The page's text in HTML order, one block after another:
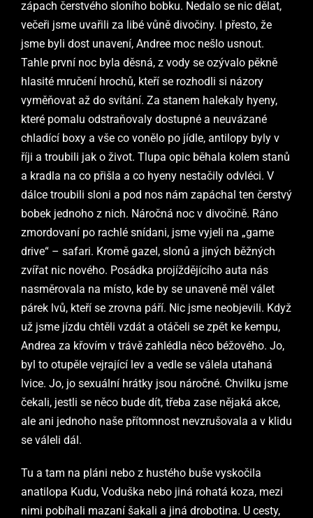
zápach čerstvého sloního bobku. Nedalo se nic dělat,
večeři jsme uvařili za libé vůně divočiny. I přesto, že
jsme byli dost unavení, Andree moc nešlo usnout.
Tahle první noc byla děsná, z vody se ozývalo pěkně
hlasité mručení hrochů, kteří se rozhodli si názory
vyměňovat až do svítání. Za stanem halekaly hyeny,
kterépomalu odstraňovaly dostupné a neuvázané
chladící boxy a vše co vonělo po jídle, antilopy byly v
říji a troubili jak o život. Tlupa opic běhala kolem stanů
a kradla na co přišla a co hyeny nestačily odvléci. V
dálce troubili sloni a pod nos nám zapáchal ten čerstvý
bobek jednoho z nich. Náročná noc v divočině. Ráno
zmordovaní po rachlé snídani, jsme vyjeli na „game
drive“ – safari. Kromě gazel, slonů a jiných běžných
zvířat nic nového. Posádka projíždějícího auta nás
nasměrovala na místo, kde by se unaveně měl válet
párek lvů, kteří se zrovna páří. Nic jsme neobjevili. Když
už jsme jízdu chtěli vzdát a otáčeli se zpět ke kempu,
Andrea za křovím v trávě zahlédla něco béžového. Jo,
byl to otupěle vejrající lev a vedle se válela utahaná
lvice. Jo, jo sexuální hrátky jsou náročné. Chvilku jsme
čekali, jestli se něco bude dít, třeba zase nějaká akce,
ale ani jednoho naše přítomnost nevzrušovala a v klidu
se váleli dál.
Tu a tam na pláni nebo z hustého buše vyskočila
anatilopa Kudu, Voduška nebo jiná rohatá koza, mezi
nimi pobíhali mazaní šakali a jiná drobotina. U cesty,